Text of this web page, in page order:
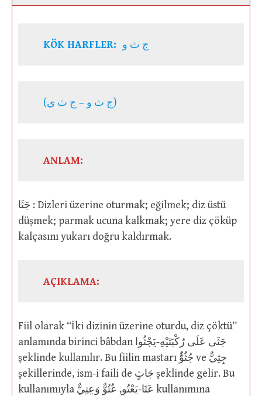
KÖK HARFLER: ج ث و
(ج ث و – ج ث ي)
ANLAM:
جَثَا : Dizleri üzerine oturmak; eğilmek; diz üstü
düşmek; parmak ucuna kalkmak; yere diz çöküp
kalçasını yukarı doğru kaldırmak.
AÇIKLAMA:
Fiil olarak “İki dizinin üzerine oturdu, diz çöktü”
anlamında birinci bâbdan جَثَى عَلَى رُكْبَتَيْهِ-يَجْثُوا
şeklinde kullanılır. Bu fiilin mastarı جُثُوٌّ ve جِثِيٌّ
şekillerinde, ism-i faili de جَاثٍ şeklinde gelir. Bu
kullanımıyla عَتَا-يَعْتُو, عُتُوٌّ وَعِتِيٌّ kullanımına